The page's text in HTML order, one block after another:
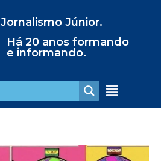
Jornalismo Júnior.
Há 20 anos formando
e informando.